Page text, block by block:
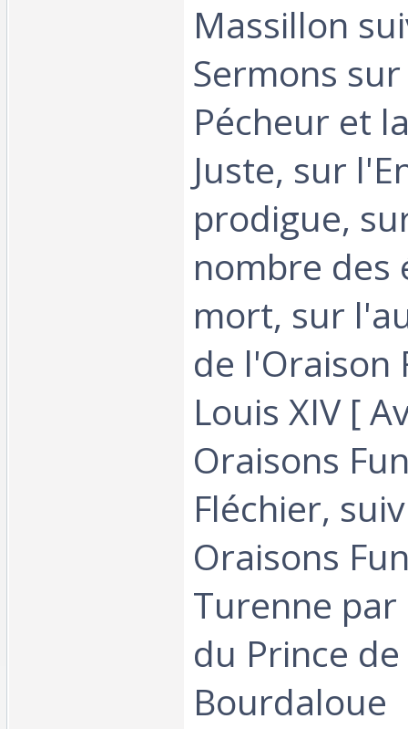
Massillon
Sermons
Pécheur et
Juste, sur
prodigue,
nombre des
mort, sur
de l'Oraison
Louis XIV [
Oraisons
Fléchier,
Oraisons
Turenne
du Prince
Bourdaloue‎